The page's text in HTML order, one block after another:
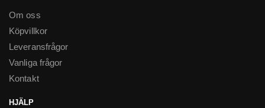
Om oss
Köpvillkor
Leveransfrågor
Vanliga frågor
Kontakt
HJÄLP